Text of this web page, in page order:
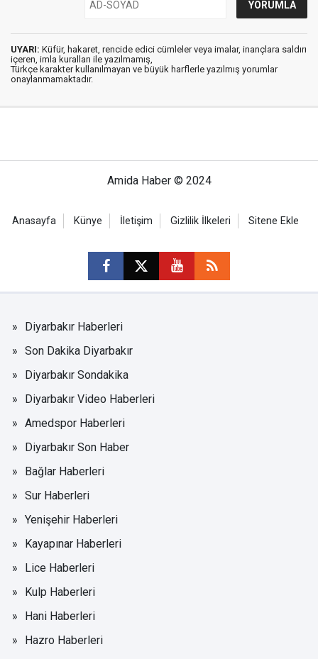
UYARI: Küfür, hakaret, rencide edici cümleler veya imalar, inançlara saldırı
içeren, imla kuralları ile yazılmamış,
Türkçe karakter kullanılmayan ve büyük harflerle yazılmış yorumlar
onaylanmamaktadır.
Amida Haber © 2024
Anasayfa Künye İletişim Gizlilik İlkeleri Sitene Ekle
Diyarbakır Haberleri
Son Dakika Diyarbakır
Diyarbakır Sondakika
Diyarbakır Video Haberleri
Amedspor Haberleri
Diyarbakır Son Haber
Bağlar Haberleri
Sur Haberleri
Yenişehir Haberleri
Kayapınar Haberleri
Lice Haberleri
Kulp Haberleri
Hani Haberleri
Hazro Haberleri